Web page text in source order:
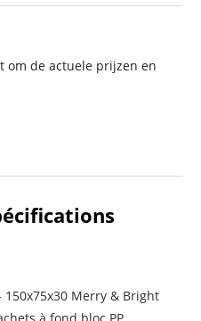
om de actuele prijzen en
150x75x30 Merry & Bright